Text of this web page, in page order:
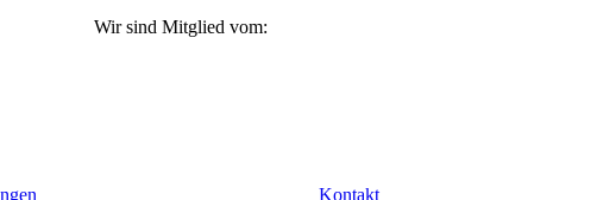
Wir sind Mitglied vom:
Kontakt